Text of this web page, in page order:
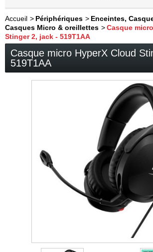
Accueil > Périphériques > Enceintes,
Casques Micro & oreillettes >Casque
Stinger 2, jack - 519T1AA
Casque micro HyperX Cloud
519T1AA